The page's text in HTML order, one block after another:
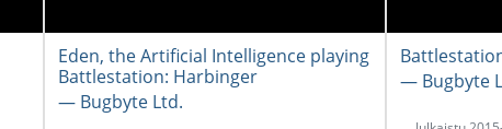
Eden, the Artificial Intelligence playing
Battlestation: Harbinger
― Bugbyte Ltd.
― Bugbyte